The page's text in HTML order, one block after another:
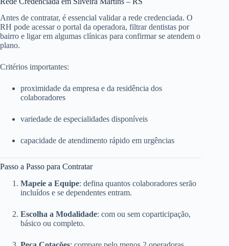
Antes de contratar, é essencial validar a rede credenciada. O
RH pode acessar o portal da operadora, filtrar dentistas por
bairro e ligar em algumas clínicas para confirmar se atendem o
plano.
Critérios importantes:
proximidade da empresa e da residência dos
colaboradores
variedade de especialidades disponíveis
capacidade de atendimento rápido em urgências
Passo a Passo para Contratar
Mapeie a Equipe: defina quantos colaboradores serão
incluídos e se dependentes entram.
Escolha a Modalidade: com ou sem coparticipação,
básico ou completo.